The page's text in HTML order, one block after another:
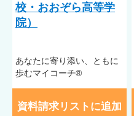
校・おおぞら高等学
院）
あなたに寄り添い、ともに
歩むマイコーチ®
資料請求リストに追加